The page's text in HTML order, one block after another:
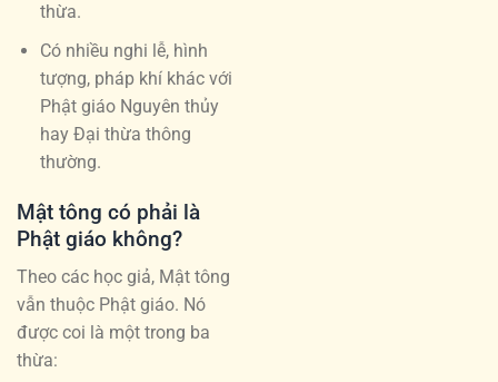
thừa.
Có nhiều nghi lễ, hình
tượng, pháp khí khác với
Phật giáo Nguyên thủy
hay Đại thừa thông
thường.
Mật tông có phải là
Phật giáo không?
Theo các học giả, Mật tông
vẫn thuộc Phật giáo. Nó
được coi là một trong ba
thừa: